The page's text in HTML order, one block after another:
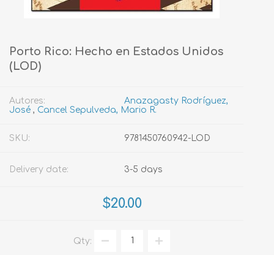
Porto Rico: Hecho en Estados Unidos
(LOD)
Autores:
Anazagasty Rodríguez,
José , Cancel Sepulveda, Mario R.
SKU: 9781450760942-LOD
Delivery date: 3-5 days
$20.00
Qty: